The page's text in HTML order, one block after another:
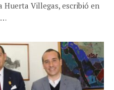
Huerta Villegas, escribió en